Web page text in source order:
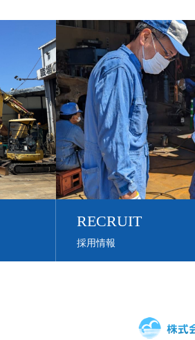
RECRUIT
採用情報